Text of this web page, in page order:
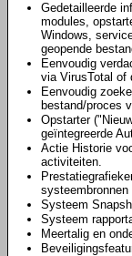
Gedetailleerde
modules,
Windows,
geopende
Eenvoudig
via VirusTotal of
Eenvoudig
bestand/proces
Opstarter
geïntegreerde
Actie Historie
activiteiten.
systeembronnen
Systeem
Systeem
Meertalig en